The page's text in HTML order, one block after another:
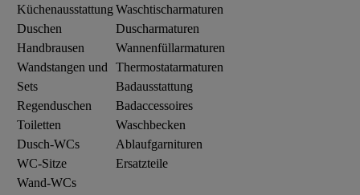
Küchenausstattung
Duschen
Handbrausen
Wandstangen und
Sets
Regenduschen
Toiletten
Dusch-WCs
WC-Sitze
Wand-WCs
Waschtischarmaturen
Duscharmaturen
Wannenfüllarmaturen
Thermostatarmaturen
Badausstattung
Badaccessoires
Waschbecken
Ablaufgarnituren
Ersatzteile